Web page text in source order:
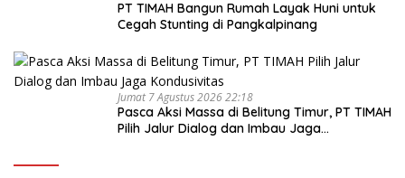
PT TIMAH Bangun Rumah Layak Huni untuk
Cegah Stunting di Pangkalpinang
Jumat 7 Agustus 2026 22:18
Pasca Aksi Massa di Belitung Timur, PT TIMAH
Pilih Jalur Dialog dan Imbau Jaga